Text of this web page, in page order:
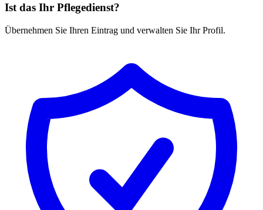
Ist das Ihr Pflegedienst?
Übernehmen Sie Ihren Eintrag und verwalten Sie Ihr Profil.